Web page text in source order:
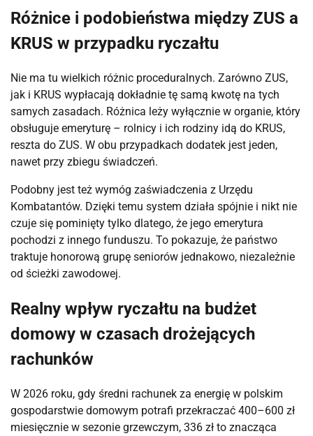
Różnice i podobieństwa między ZUS a
KRUS w przypadku ryczałtu
Nie ma tu wielkich różnic proceduralnych. Zarówno ZUS,
jak i KRUS wypłacają dokładnie tę samą kwotę na tych
samych zasadach. Różnica leży wyłącznie w organie, który
obsługuje emeryturę – rolnicy i ich rodziny idą do KRUS,
reszta do ZUS. W obu przypadkach dodatek jest jeden,
nawet przy zbiegu świadczeń.
Podobny jest też wymóg zaświadczenia z Urzędu
Kombatantów. Dzięki temu system działa spójnie i nikt nie
czuje się pominięty tylko dlatego, że jego emerytura
pochodzi z innego funduszu. To pokazuje, że państwo
traktuje honorową grupę seniorów jednakowo, niezależnie
od ścieżki zawodowej.
Realny wpływ ryczałtu na budżet
domowy w czasach drożejących
rachunków
W 2026 roku, gdy średni rachunek za energię w polskim
gospodarstwie domowym potrafi przekraczać 400–600 zł
miesięcznie w sezonie grzewczym, 336 zł to znacząca